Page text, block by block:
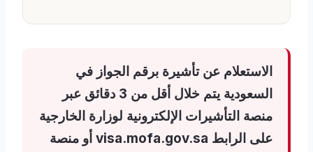
الاستعلام عن تأشيرة برقم الجواز في
السعودية يتم خلال أقل من 3 دقائق عبر
منصة التأشيرات الإلكترونية لوزارة الخارجية
على الرابط visa.mofa.gov.sa أو منصة